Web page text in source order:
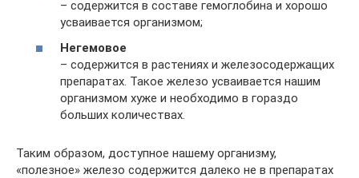
– содержится в составе гемоглобина и хорошо
усваивается организмом;
Негемовое
– содержится в растениях и железосодержащих
препаратах. Такое железо усваивается нашим
организмом хуже и необходимо в гораздо
больших количествах.
Таким образом, доступное нашему организму,
«полезное» железо содержится далеко не в препаратах